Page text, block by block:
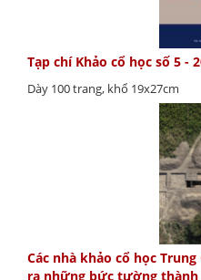
Tạp chí Khảo cổ học số 5 -
Dày 100 trang, khổ 19x27cm
Các nhà khảo cổ học
ra những bức tường thành